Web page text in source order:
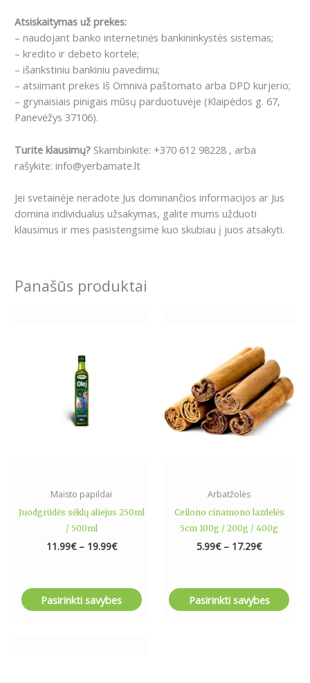
Atsiskaitymas už prekes:
– naudojant banko internetinės bankininkystės sistemas;
– kredito ir debeto kortele;
– išankstiniu bankiniu pavedimu;
– atsiimant prekes Iš Omniva paštomato arba DPD kurjerio;
– grynaisiais pinigais mūsų parduotuvėje (Klaipėdos g. 67,
Panevėžys 37106).
Turite klausimų? Skambinkite: +370 612 98228 , arba
rašykite: info@yerbamate.lt
Jei svetainėje neradote Jus dominančios informacijos ar Jus
domina individualus užsakymas, galite mums užduoti
klausimus ir mes pasistengsime kuo skubiau į juos atsakyti.
Panašūs produktai
Maisto papildai
Juodgrūdės sėklų aliejus 250ml
/ 500ml
11.99€ – 19.99€
Pasirinkti savybes
multiple
variants.
The
options
may
product
page
Arbatžolės
Ceilono cinamono lazdelės
5cm 100g / 200g / 400g
5.99€ – 17.29€
through
17.29€
Pasirinkti savybes
multiple
variants.
The
options
may
be
page